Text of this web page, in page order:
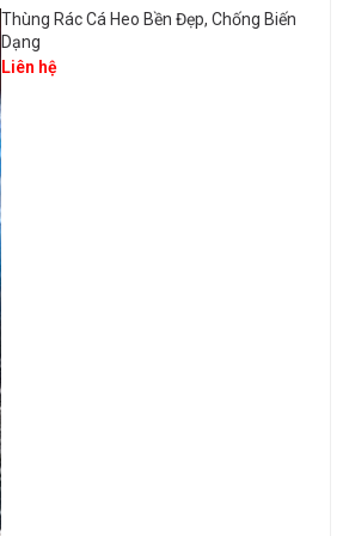
Thùng Rác Cá Heo Bền Đẹp, Chống Biến
Dạng
Liên hệ